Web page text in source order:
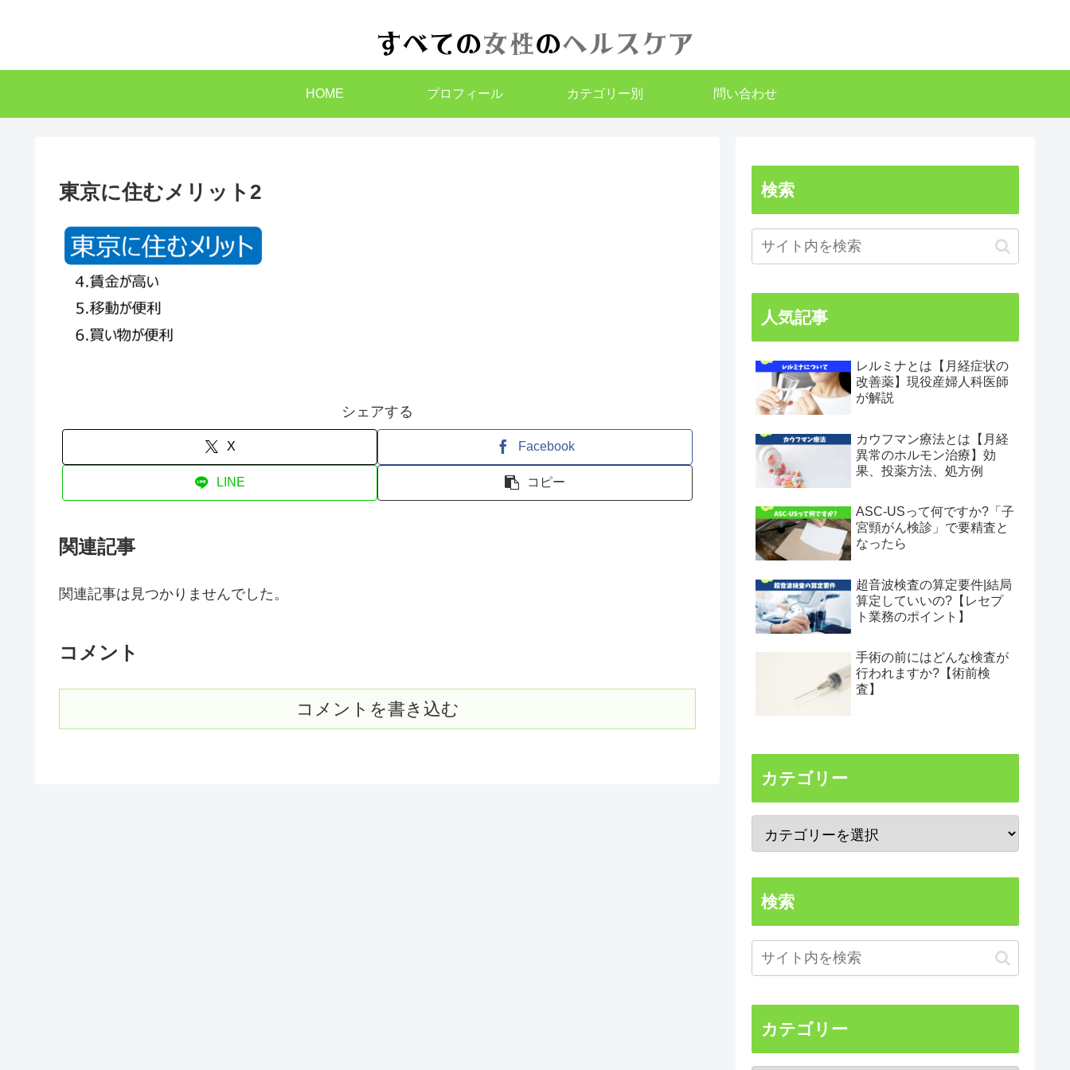
HOME プロフィール カテゴリー別 問い合わせ
東京に住むメリット2
シェアする
X Facebook
LINE コピー
関連記事
関連記事は見つかりませんでした。
コメント
コメントを書き込む
検索
人気記事
レルミナとは【月経症状の
改善薬】現役産婦人科医師
が解説
カウフマン療法とは【月経
異常のホルモン治療】効
果、投薬方法、処方例
ASC-USって何ですか?「子
宮頸がん検診」で要精査と
なったら
超音波検査の算定要件|結局
算定していいの?【レセプ
ト業務のポイント】
手術の前にはどんな検査が
行われますか?【術前検
査】
カテゴリー
検索
カテゴリー